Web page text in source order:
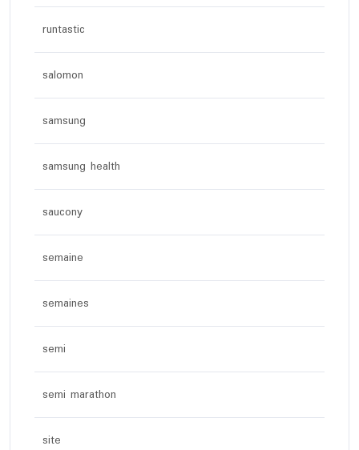
runtastic
salomon
samsung
samsung health
saucony
semaine
semaines
semi
semi marathon
site